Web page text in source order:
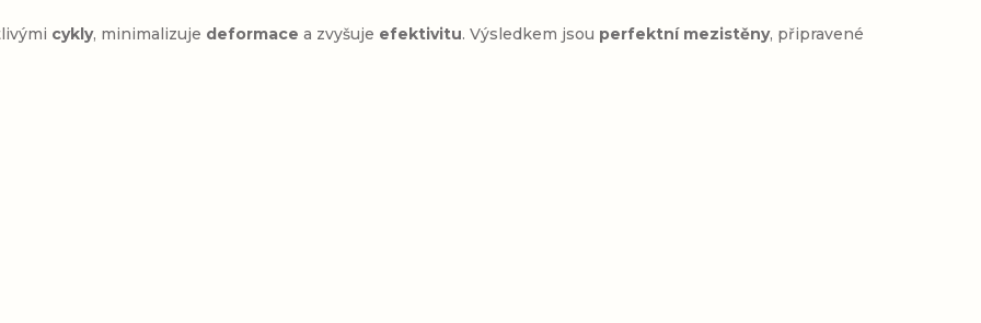
cykly, minimalizuje deformace a zvyšuje efektivitu. Výsledkem jsou perfektní mezistěny, připravené